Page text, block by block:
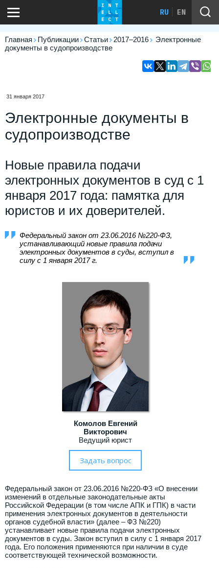
RU EN
Главная Публикации Статьи 2017–2016
Электронные
документы в судопроизводстве
31 января 2017
Электронные документы в
судопроизводстве
Новые правила подачи
электронных документов в суд с 1
января 2017 года: памятка для
юристов и их доверителей.
Федеральный закон от 23.06.2016 №220-ФЗ,
устанавливающий новые правила подачи
электронных документов в суды, вступил в
силу с 1 января 2017 г.
Комолов Евгений
Викторович
Ведущий юрист
Федеральный закон от 23.06.2016 №220-ФЗ «О внесении
изменений в отдельные законодательные акты
Российской Федерации (в том числе АПК и ГПК) в части
применения электронных документов в деятельности
органов судебной власти» (далее – ФЗ №220)
устанавливает новые правила подачи электронных
документов в суды. Закон вступил в силу с 1 января 2017
года. Его положения применяются при наличии в суде
соответствующей технической возможности.